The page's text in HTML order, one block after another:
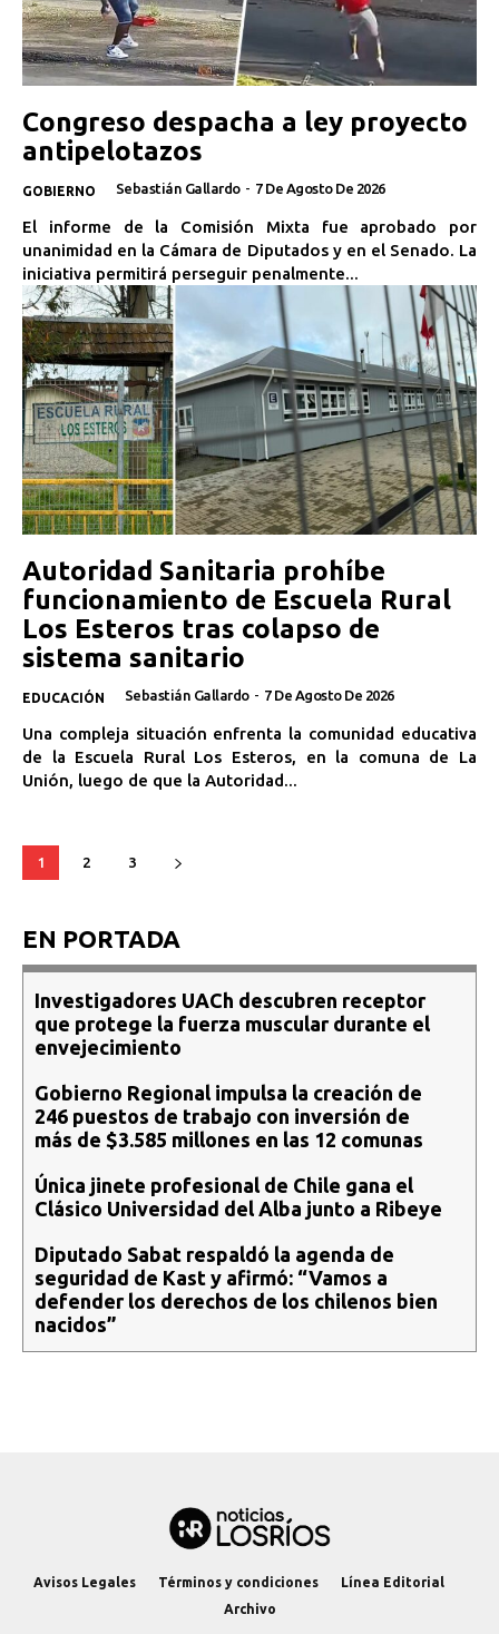
Congreso despacha a ley proyecto
antipelotazos
GOBIERNO Sebastián Gallardo - 7 De Agosto De 2026
El informe de la Comisión Mixta fue aprobado por
unanimidad en la Cámara de Diputados y en el Senado. La
iniciativa permitirá perseguir penalmente...
Autoridad Sanitaria prohíbe
funcionamiento de Escuela Rural
Los Esteros tras colapso de
sistema sanitario
EDUCACIÓN Sebastián Gallardo - 7 De Agosto De 2026
Una compleja situación enfrenta la comunidad educativa
de la Escuela Rural Los Esteros, en la comuna de La
Unión, luego de que la Autoridad...
1 2 3
EN PORTADA
Investigadores UACh descubren receptor
que protege la fuerza muscular durante el
envejecimiento
Gobierno Regional impulsa la creación de
246 puestos de trabajo con inversión de
más de $3.585 millones en las 12 comunas
Única jinete profesional de Chile gana el
Clásico Universidad del Alba junto a Ribeye
Diputado Sabat respaldó la agenda de
seguridad de Kast y afirmó: “Vamos a
defender los derechos de los chilenos bien
nacidos”
Avisos Legales Términos y condiciones
Línea Editorial
Archivo